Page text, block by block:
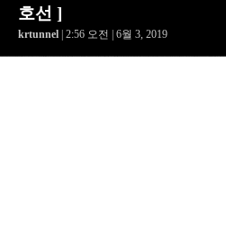
호선 ]
krtunnel | 2:56 오전 | 6월 3, 2019